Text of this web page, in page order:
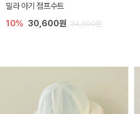
밀라 아기 점프수트
10% 30,600원 34,000원